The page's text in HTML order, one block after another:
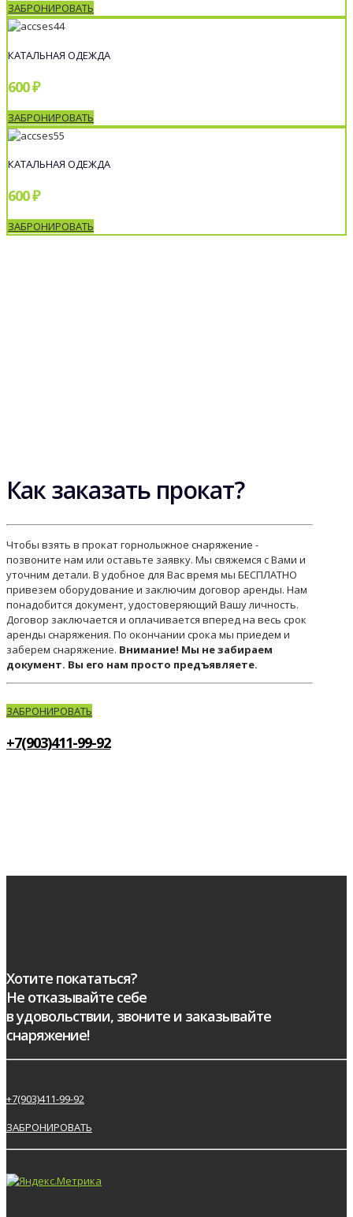
ЗАБРОНИРОВАТЬ
КАТАЛЬНАЯ ОДЕЖДА
600 ₽
ЗАБРОНИРОВАТЬ
КАТАЛЬНАЯ ОДЕЖДА
600 ₽
ЗАБРОНИРОВАТЬ
Как заказать прокат?
Чтобы взять в прокат горнолыжное снаряжение -
позвоните нам или оставьте заявку. Мы свяжемся с Вами и
уточним детали. В удобное для Вас время мы БЕСПЛАТНО
привезем оборудование и заключим договор аренды. Нам
понадобится документ, удостоверяющий Вашу личность.
Договор заключается и оплачивается вперед на весь срок
аренды снаряжения. По окончании срока мы приедем и
заберем снаряжение. Внимание! Мы не забираем
документ. Вы его нам просто предъявляете.
ЗАБРОНИРОВАТЬ
+7(903)411-99-92
Хотите покататься?
Не отказывайте себе
в удовольствии, звоните и заказывайте
снаряжение!
+7(903)411-99-92
ЗАБРОНИРОВАТЬ